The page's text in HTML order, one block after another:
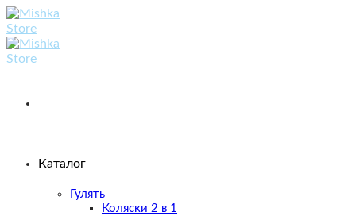
Skip
to
content
Каталог
Гулять
Коляски 2 в 1